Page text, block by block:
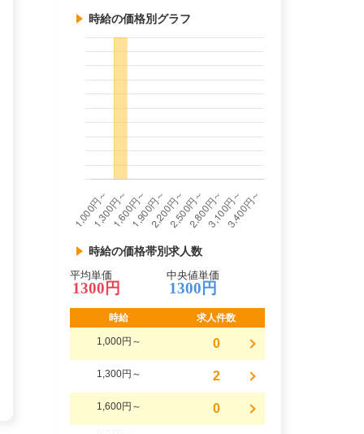
時給の価格別グラフ
時給の価格帯別求人数
平均単価
1300円
中央値単価
1300円
時給 求人件数
1,000円～ 0
1,300円～ 2
1,600円～ 0